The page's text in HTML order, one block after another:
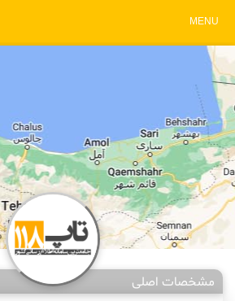
MENU
مشخصات اصلی